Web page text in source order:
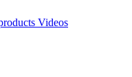
Videos